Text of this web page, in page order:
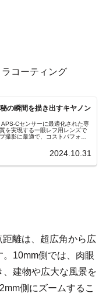
コーティング
の瞬間を描き出すキヤノン
Cセンサーに最適化された専
を実現する一眼レフ用レンズで
撮影に最適で、コストパフォー
レンズとは異なる光学特性を持
引き出すための理想的な選択肢
う。
2024.10.31
離は、超広角から広
10mm側では、肉眼
建物や広大な風景を
側にズームするこ